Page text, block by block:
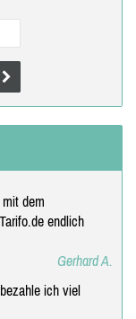
dem
endlich
Gerhard A.
ich viel